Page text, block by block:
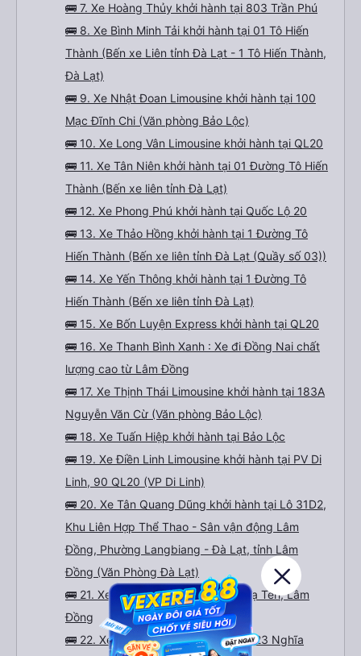
🚌 7. Xe Hoàng Thủy khởi hành tại 803 Trần Phú
🚌 8. Xe Bình Minh Tải khởi hành tại 01 Tô Hiến
Thành (Bến xe Liên tỉnh Đà Lạt - 1 Tô Hiến Thành,
Đà Lạt)
🚌 9. Xe Nhật Đoan Limousine khởi hành tại 100
Mạc Đĩnh Chi (Văn phòng Bảo Lộc)
🚌 10. Xe Long Vân Limousine khởi hành tại QL20
🚌 11. Xe Tân Niên khởi hành tại 01 Đường Tô Hiến
Thành (Bến xe liên tỉnh Đà Lạt)
🚌 12. Xe Phong Phú khởi hành tại Quốc Lộ 20
🚌 13. Xe Thảo Hồng khởi hành tại 1 Đường Tô
Hiến Thành (Bến xe liên tỉnh Đà Lạt (Quầy số 03))
🚌 14. Xe Yến Thông khởi hành tại 1 Đường Tô
Hiến Thành (Bến xe liên tỉnh Đà Lạt)
🚌 15. Xe Bốn Luyện Express khởi hành tại QL20
🚌 16. Xe Thanh Bình Xanh : Xe đi Đồng Nai chất
lượng cao từ Lâm Đồng
🚌 17. Xe Thịnh Thái Limousine khởi hành tại 183A
Nguyễn Văn Cừ (Văn phòng Bảo Lộc)
🚌 18. Xe Tuấn Hiệp khởi hành tại Bảo Lộc
🚌 19. Xe Điền Linh Limousine khởi hành tại PV Di
Linh, 90 QL20 (VP Di Linh)
🚌 20. Xe Tân Quang Dũng khởi hành tại Lô 31D2,
Khu Liên Hợp Thể Thao - Sân vận động Lâm
Đồng, Phường Langbiang - Đà Lạt, tỉnh Lâm
Đồng (Văn Phòng Đà Lạt)
🚌 21. Xe Tuấn Thùy khởi hành tại Đạ Tẻh, Lâm
Đồng
🚌 22. Xe Quỳnh Thy khởi hành tại 323 Nghĩa